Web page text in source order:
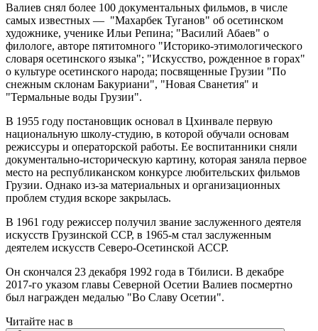
Валиев снял более 100 документальных фильмов, в числе
самых известных — "Махарбек Туганов" об осетинском
художнике, ученике Ильи Репина; "Василий Абаев" о
филологе, авторе пятитомного "Историко-этимологического
словаря осетинского языка"; "Искусство, рожденное в горах"
о культуре осетинского народа; посвященные Грузии "По
снежным склонам Бакуриани", "Новая Сванетия" и
"Термальные воды Грузии".
В 1955 году постановщик основал в Цхинвале первую
национальную школу-студию, в которой обучали основам
режиссуры и операторской работы. Ее воспитанники сняли
документально-историческую картину, которая заняла первое
место на республиканском конкурсе любительских фильмов
Грузии. Однако из-за материальных и организационных
проблем студия вскоре закрылась.
В 1961 году режиссер получил звание заслуженного деятеля
искусств Грузинской ССР, в 1965-м стал заслуженным
деятелем искусств Северо-Осетинской АССР.
Он скончался 23 декабря 1992 года в Тбилиси. В декабре
2017-го указом главы Северной Осетии Валиев посмертно
был награжден медалью "Во Славу Осетии".
Читайте нас в